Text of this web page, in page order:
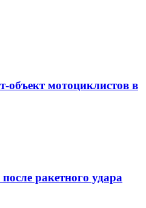
мотоциклистов в
ракетного удара